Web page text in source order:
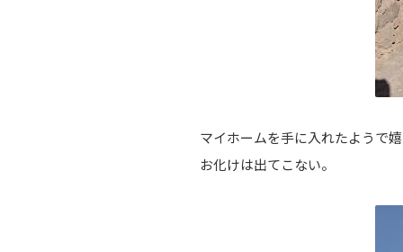
マイホームを手に入れたようで
お化けは出てこない。